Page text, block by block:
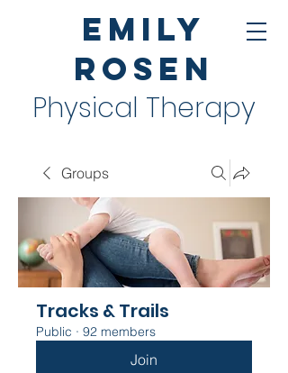
Emily
Rosen
Physical Therapy
Groups
Tracks & Trails
Public · 92 members
Join